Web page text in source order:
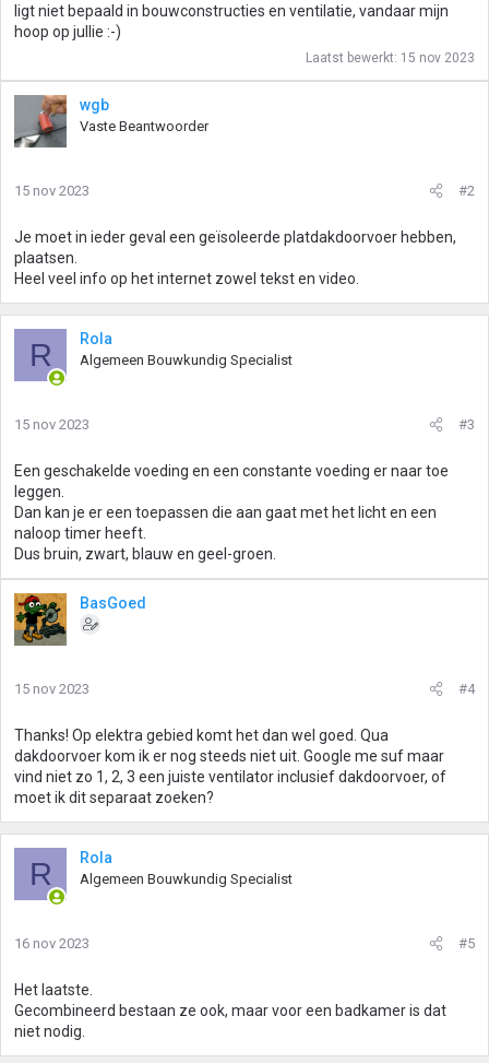
ligt niet bepaald in bouwconstructies en ventilatie, vandaar mijn
hoop op jullie :-)
Laatst bewerkt: 15 nov 2023
wgb
Vaste Beantwoorder
15 nov 2023 #2
Je moet in ieder geval een geïsoleerde platdakdoorvoer hebben,
plaatsen.
Heel veel info op het internet zowel tekst en video.
R Rola
Algemeen Bouwkundig Specialist
15 nov 2023 #3
Een geschakelde voeding en een constante voeding er naar toe
leggen.
Dan kan je er een toepassen die aan gaat met het licht en een
naloop timer heeft.
Dus bruin, zwart, blauw en geel-groen.
BasGoed
15 nov 2023 #4
Thanks! Op elektra gebied komt het dan wel goed. Qua
dakdoorvoer kom ik er nog steeds niet uit. Google me suf maar
vind niet zo 1, 2, 3 een juiste ventilator inclusief dakdoorvoer, of
moet ik dit separaat zoeken?
R Rola
Algemeen Bouwkundig Specialist
16 nov 2023 #5
Het laatste.
Gecombineerd bestaan ze ook, maar voor een badkamer is dat
niet nodig.